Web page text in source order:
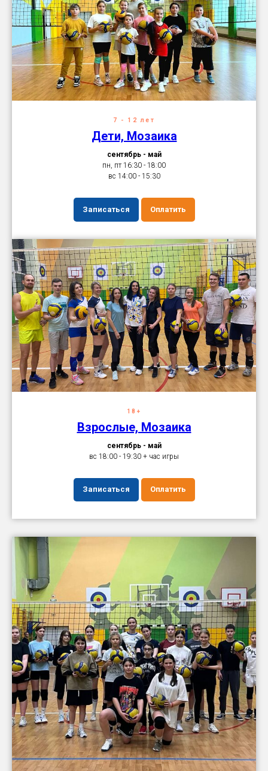
7 - 12 лет
Дети, Мозаика
сентябрь - май
пн, пт 16:30 - 18:00
вс 14:00 - 15:30
Записаться Оплатить
18+
Взрослые, Мозаика
сентябрь - май
вс 18:00 - 19:30 + час игры
Записаться Оплатить